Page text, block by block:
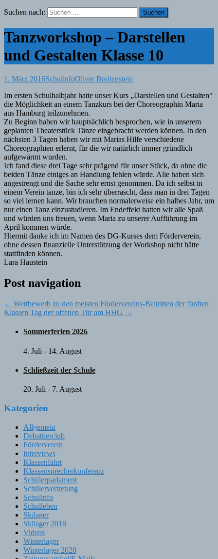
Suchen nach:
Tanzworkshop – Darstellen
und Gestalten Klasse 10
1. März 2016SchulinfoOliver Breitenstein
Im ersten Schulhalbjahr hatte unser Kurs „Darstellen und Gestalten“
die Möglichkeit an einem Tanzkurs bei der Choreographin Maria
aus Hamburg teilzunehmen.
Zu Beginn haben wir hauptsächlich besprochen, wie in unserem
geplanten Theaterstück Tänze eingebracht werden können. In den
nächsten 3 Tagen haben wir mit Marias Hilfe verschiedene
Choreographien erlernt, für die wir natürlich immer gründlich
aufgewärmt wurden.
Ich fand diese drei Tage sehr prägend für unser Stück, da ohne die
beiden Tänze einiges an Handlung fehlen würde. Alle haben sich
angestrengt und die Sache sehr ernst genommen. Da ich selbst in
einem Verein tanze, bin ich sehr überrascht, dass man in drei Tagen
so viel lernen kann. Wir brauchen normalerweise ein halbes Jahr, um
nur einen Tanz einzustudieren. Im Endeffekt hatten wir alle Spaß
und würden uns freuen, wenn Maria zu unserer Aufführung im
April kommen würde.
Hiermit danke ich im Namen des DG-Kurses dem Förderverein,
ohne dessen finanzielle Unterstützung der Workshop nicht hätte
stattfinden können.
Lara Haustein
Post navigation
← Wettbewerb zu den meisten Fördervereins-Beitritten der fünften
Klassen Tag der offenen Tür am HHG →
Sommerferien 2026
4. Juli - 14. August
Schließzeit der Schule
20. Juli - 7. August
Kategorien
Allgemein
Debattierclub
Förderverein
Interviews
Klassenfahrt
Klassensprecherkonferenz
Schülerparlament
Schülervertretung
Schulinfo
Schulleben
Skilager
Skilager 2018
Videos
Winterlager
Winterlager 2020